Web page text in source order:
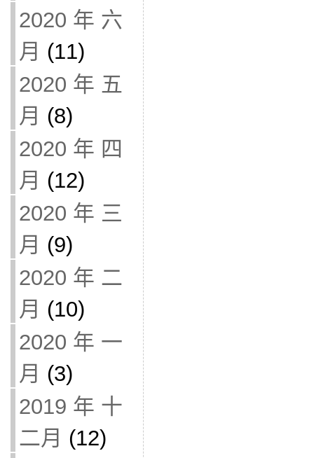
2020 年 六
月 (11)
2020 年 五
月 (8)
2020 年 四
月 (12)
2020 年 三
月 (9)
2020 年 二
月 (10)
2020 年 一
月 (3)
2019 年 十
二月 (12)